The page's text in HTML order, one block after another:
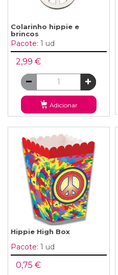
Colarinho hippie e
brincos
Pacote: 1 ud
2,99 €
Adicionar
Hippie High Box
Pacote: 1 ud
0,75 €